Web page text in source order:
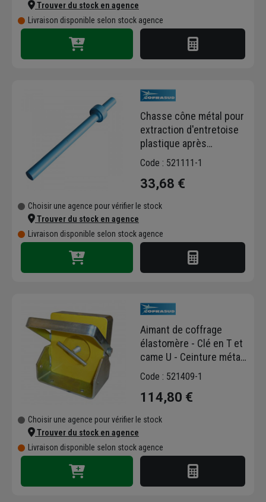
Trouver du stock en agence
Livraison disponible selon stock agence
Chasse cône métal pour
extraction d'entretoise
plastique après
décoffrage
Code : 521111-1
33,68 €
Choisir une agence pour vérifier le stock
Trouver du stock en agence
Livraison disponible selon stock agence
Aimant de coffrage
élastomère - Clé en T et
came U - Ceinture métal
- 160 x 150 x 95 mm
Code : 521409-1
114,80 €
Choisir une agence pour vérifier le stock
Trouver du stock en agence
Livraison disponible selon stock agence